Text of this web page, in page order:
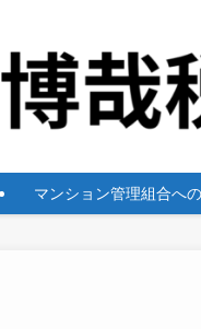
マンション管理組合へ